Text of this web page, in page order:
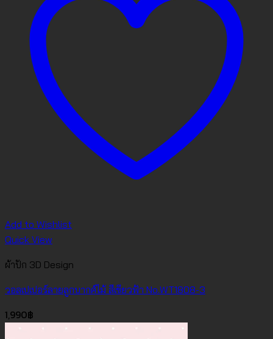
Add to Wishlist
Quick View
ผ้าปัก 3D Design
วอลเปเปอร์ลายลูกบากศ์ไม้ สีเขียวฟ้า No.WT1808-3
1,990฿